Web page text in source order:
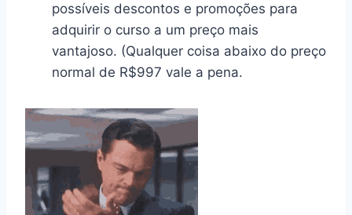
possíveis descontos e promoções para
adquirir o curso a um preço mais
vantajoso. (Qualquer coisa abaixo do preço
normal de R$997 vale a pena.